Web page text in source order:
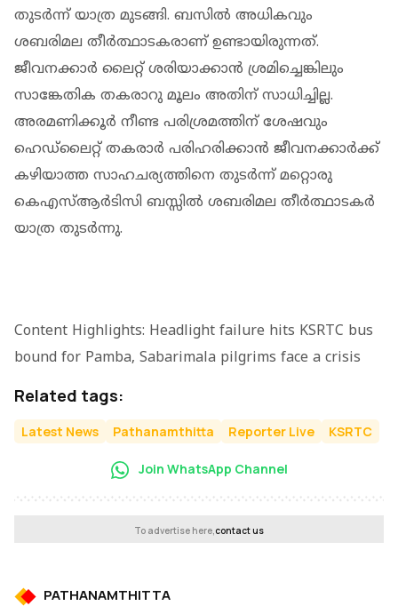
തുടര്‍ന്ന് യാത്ര മുടങ്ങി. ബസില്‍ അധികവും
ശബരിമല തീര്‍ത്ഥാടകരാണ് ഉണ്ടായിരുന്നത്.
ജീവനക്കാര്‍ ലൈറ്റ് ശരിയാക്കാന്‍ ശ്രമിച്ചെങ്കിലും
സാങ്കേതിക തകരാറു മൂലം അതിന് സാധിച്ചില്ല.
അരമണിക്കൂര്‍ നീണ്ട പരിശ്രമത്തിന് ശേഷവും
ഹെഡ്‌ലൈറ്റ് തകരാര്‍ പരിഹരിക്കാന്‍ ജീവനക്കാര്‍ക്ക്
കഴിയാത്ത സാഹചര്യത്തിനെ തുടര്‍ന്ന് മറ്റൊരു
കെഎസ്ആര്‍ടിസി ബസ്സില്‍ ശബരിമല തീര്‍ത്ഥാടകര്‍
യാത്ര തുടര്‍ന്നു.
Content Highlights: Headlight failure hits KSRTC bus
bound for Pamba, Sabarimala pilgrims face a crisis
Related tags:
Latest News Pathanamthitta Reporter Live KSRTC
Join WhatsApp Channel
To advertise here,contact us
PATHANAMTHITTA